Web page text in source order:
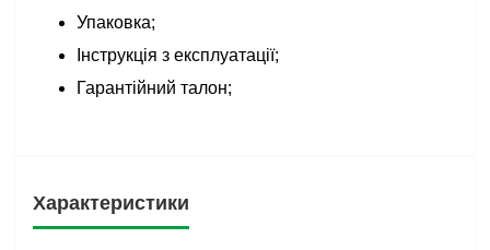
Упаковка;
Інструкція з експлуатації;
Гарантійний талон;
Характеристики